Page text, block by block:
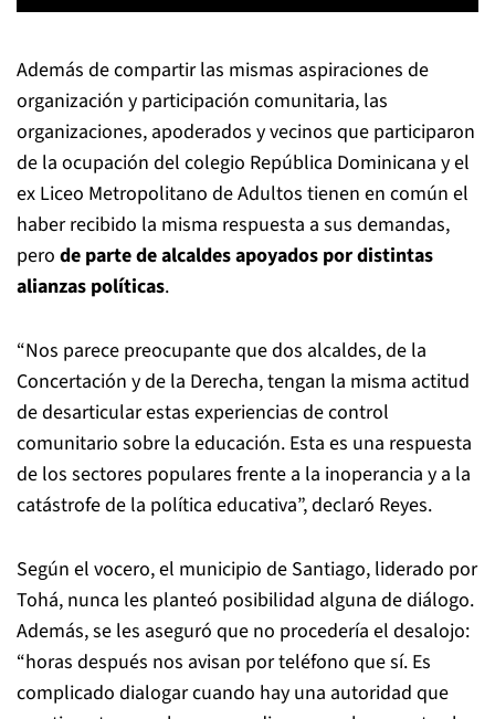
Además de compartir las mismas aspiraciones de
organización y participación comunitaria, las
organizaciones, apoderados y vecinos que participaron
de la ocupación del colegio República Dominicana y el
ex Liceo Metropolitano de Adultos tienen en común el
haber recibido la misma respuesta a sus demandas,
pero de parte de alcaldes apoyados por distintas
alianzas políticas.
“Nos parece preocupante que dos alcaldes, de la
Concertación y de la Derecha, tengan la misma actitud
de desarticular estas experiencias de control
comunitario sobre la educación. Esta es una respuesta
de los sectores populares frente a la inoperancia y a la
catástrofe de la política educativa”, declaró Reyes.
Según el vocero, el municipio de Santiago, liderado por
Tohá, nunca les planteó posibilidad alguna de diálogo.
Además, se les aseguró que no procedería el desalojo:
“horas después nos avisan por teléfono que sí. Es
complicado dialogar cuando hay una autoridad que